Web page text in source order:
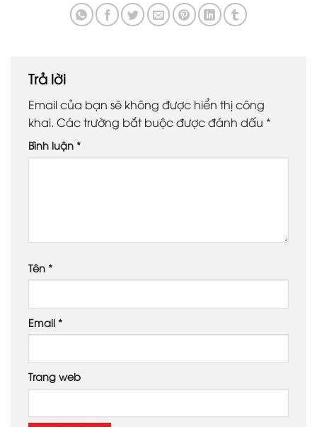
Trả lời
Email của bạn sẽ không được hiển thị công
khai. Các trường bắt buộc được đánh dấu *
Bình luận *
Tên *
Email *
Trang web